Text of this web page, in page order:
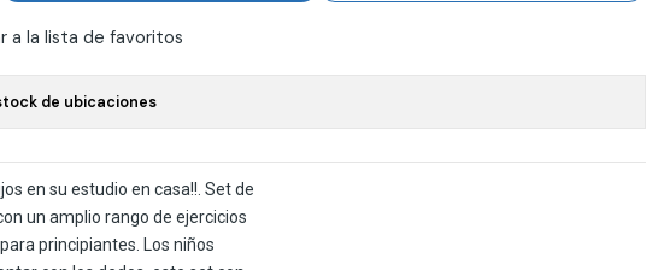
a la lista de favoritos
de ubicaciones
en su estudio en casa!!. Set de
un amplio rango de ejercicios
principiantes. Los niños